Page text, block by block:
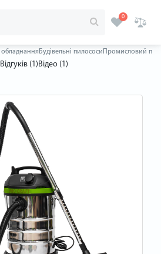
0
обладнання Будівельні пилососи Промисловий
Відгуків (1)Відео (1)